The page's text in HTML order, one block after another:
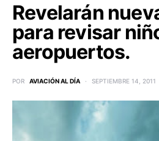
Revelarán
para revisar
aeropuertos.
POR AVIACIÓN AL DÍA SEPTIEMBRE 14, 2011